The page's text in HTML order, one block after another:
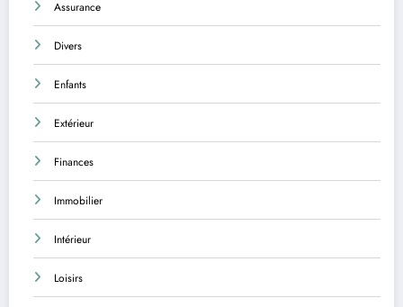
Assurance
Divers
Enfants
Extérieur
Finances
Immobilier
Intérieur
Loisirs